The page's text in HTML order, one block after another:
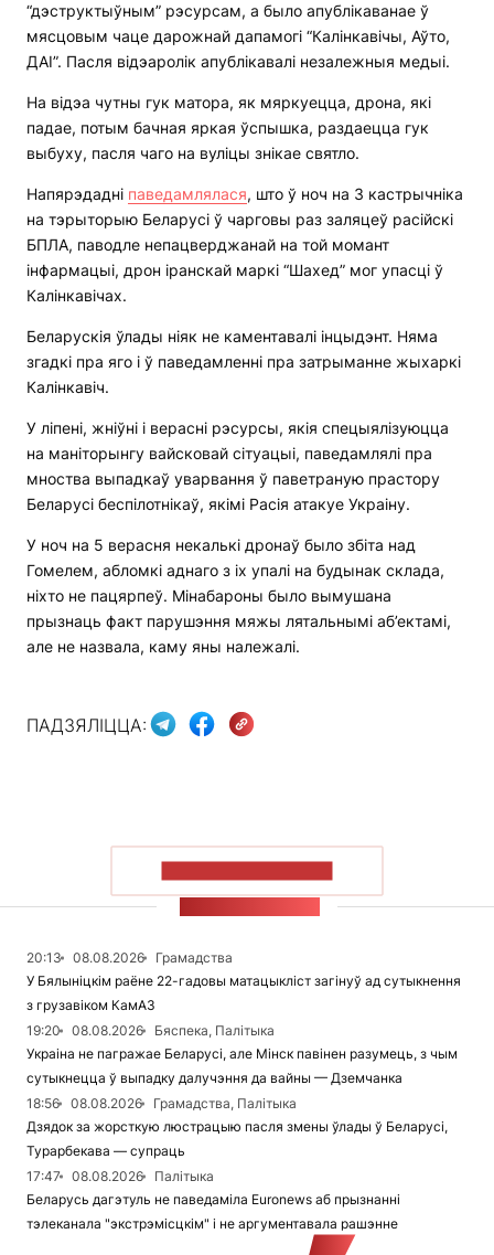
“дэструктыўным” рэсурсам, а было апублікаванае ў
мясцовым чаце дарожнай дапамогі “Калінкавічы, Аўто,
ДАІ”. Пасля відэаролік апублікавалі незалежныя медыі.
На відэа чутны гук матора, як мяркуецца, дрона, які
падае, потым бачная яркая ўспышка, раздаецца гук
выбуху, пасля чаго на вуліцы знікае святло.
Напярэдадні паведамлялася, што ў ноч на 3 кастрычніка
на тэрыторыю Беларусі ў чарговы раз заляцеў расійскі
БПЛА, паводле непацверджанай на той момант
інфармацыі, дрон іранскай маркі “Шахед” мог упасці ў
Калінкавічах.
Беларускія ўлады ніяк не каментавалі інцыдэнт. Няма
згадкі пра яго і ў паведамленні пра затрыманне жыхаркі
Калінкавіч.
У ліпені, жніўні і верасні рэсурсы, якія спецыялізуюцца
на маніторынгу вайсковай сітуацыі, паведамлялі пра
мноства выпадкаў уварвання ў паветраную прастору
Беларусі беспілотнікаў, якімі Расія атакуе Украіну.
У ноч на 5 верасня некалькі дронаў было збіта над
Гомелем, абломкі аднаго з іх упалі на будынак склада,
ніхто не пацярпеў. Мінабароны было вымушана
прызнаць факт парушэння мяжы лятальнымі аб’ектамі,
але не назвала, каму яны належалі.
ПАДЗЯЛІЦЦА:
20:13 08.08.2026
Грамадства
У Бялыніцкім раёне 22-гадовы матацыкліст загінуў ад сутыкнення
з грузавіком КамАЗ
19:20
08.08.2026
Бяспека, Палітыка
Украіна не пагражае Беларусі, але Мінск павінен разумець, з чым
сутыкнецца ў выпадку далучэння да вайны — Дземчанка
18:56
08.08.2026
Грамадства, Палітыка
Дзядок за жорсткую люстрацыю пасля змены ўлады ў Беларусі,
Турарбекава — супраць
17:47
08.08.2026
Палітыка
Беларусь дагэтуль не паведаміла Euronews аб прызнанні
тэлеканала "экстрэмісцкім" і не аргументавала рашэнне